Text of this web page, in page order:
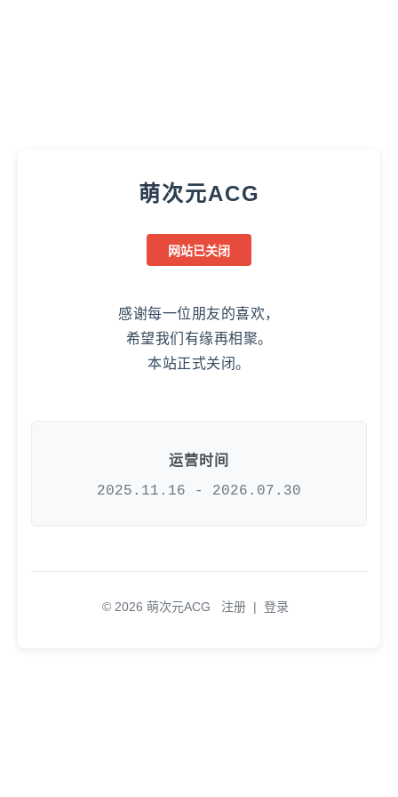
萌次元ACG
网站已关闭
感谢每一位朋友的喜欢，
希望我们有缘再相聚。
本站正式关闭。
运营时间
2025.11.16 - 2026.07.30
© 2026 萌次元ACG 注册 | 登录